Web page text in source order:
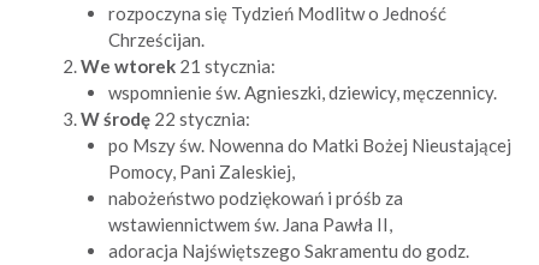
rozpoczyna się Tydzień Modlitw o Jedność
Chrześcijan.
We wtorek 21 stycznia:
wspomnienie św. Agnieszki, dziewicy, męczennicy.
W środę 22 stycznia:
po Mszy św. Nowenna do Matki Bożej Nieustającej
Pomocy, Pani Zaleskiej,
nabożeństwo podziękowań i próśb za
wstawiennictwem św. Jana Pawła II,
adoracja Najświętszego Sakramentu do godz.